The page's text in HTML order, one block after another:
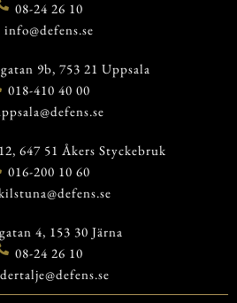
08-24 26 10
info@defens.se
9b, 753 21 Uppsala
018-410 40 00
647 51 Åkers Styckebruk
016-200 10 60
4, 153 30 Järna
08-24 26 10